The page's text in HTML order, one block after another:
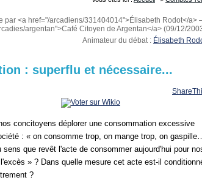
par <a href="/arcadiens/331404014">Élisabeth Rodot</a>
argentan">Café Citoyen de Argentan</a> (09/12/
Animateur du débat : Élisabeth
: superflu et nécessaire...
concitoyens déplorer une consommation excessive
: « on consomme trop, on mange trop, on
que revêt l'acte de consommer aujourd'hui pour
» ? Dans quelle mesure cet acte est-il
?